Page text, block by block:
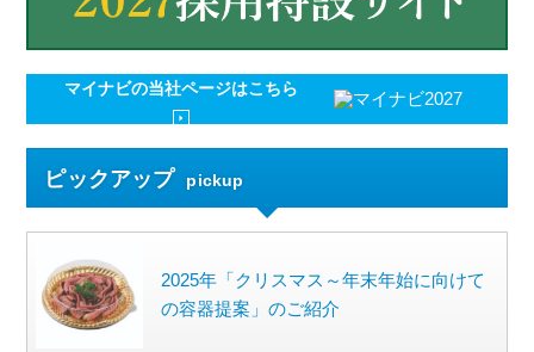
マイナビの当社ページはこちら
ピックアップ pickup
2025年「クリスマス～年末年始に向けて
の容器提案」のご紹介